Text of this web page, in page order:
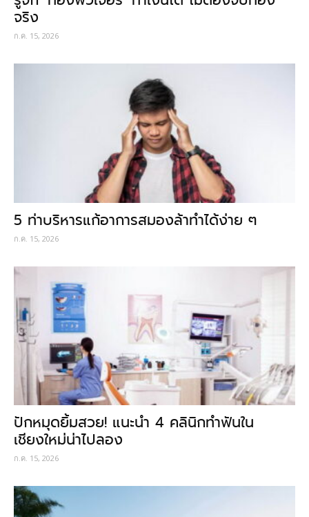
จริง
ก.ค. 15, 2026
5 ท่าบริหารแก้อาการสมองล้าทำได้ง่าย ๆ
ก.ค. 15, 2026
ปักหมุดยิ้มสวย! แนะนำ 4 คลินิกทำฟันใน
เชียงใหม่น่าไปลอง
ก.ค. 15, 2026